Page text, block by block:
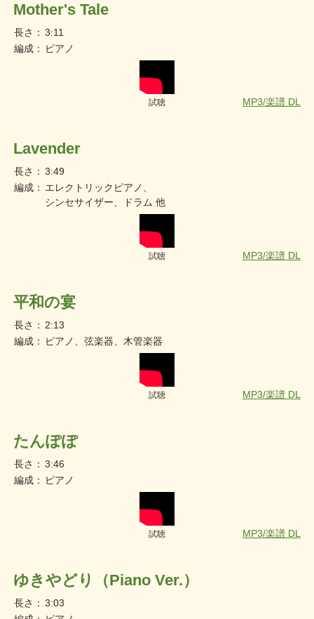
Mother's Tale
長さ： 3:11
編成：
ピアノ
MP3/楽譜 DL
試聴
Lavender
長さ： 3:49
編成： エレクトリックピアノ、
シンセサイザー、ドラム 他
MP3/楽譜 DL
試聴
平和の宴
長さ： 2:13
編成：
ピアノ、弦楽器、木管楽器
MP3/楽譜 DL
試聴
たんぽぽ
長さ： 3:46
編成：
ピアノ
MP3/楽譜 DL
試聴
ゆきやどり（Piano Ver.）
長さ： 3:03